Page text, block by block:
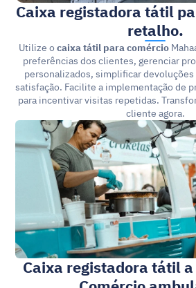
Caixa registadora tátil
retalho.
Utilize o caixa tátil para comércio
preferências dos clientes, gerenciar
personalizados, simplificar
satisfação. Facilite a implementação de
para incentivar visitas repetidas.
cliente agora.
Caixa registadora tátil